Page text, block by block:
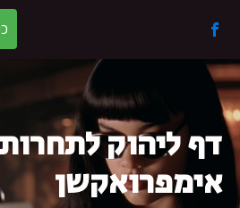
דף ליהוק
אימפרואקשן